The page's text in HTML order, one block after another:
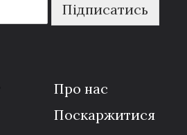
Підписатись
Про нас
Поскаржитися